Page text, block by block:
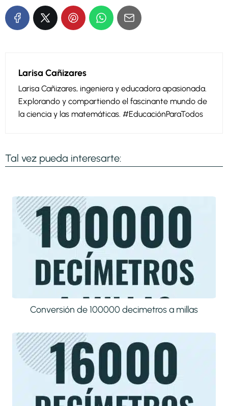
Larisa Cañizares
Larisa Cañizares, ingeniera y educadora apasionada.
Explorando y compartiendo el fascinante mundo de
la ciencia y las matemáticas. #EducaciónParaTodos
Tal vez pueda interesarte:
Conversión de 100000 decimetros a millas